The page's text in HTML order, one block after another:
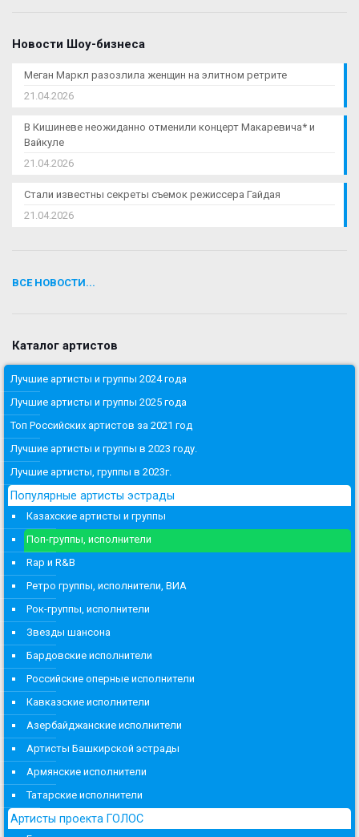
Новости Шоу-бизнеса
Меган Маркл разозлила женщин на элитном ретрите
21.04.2026
В Кишиневе неожиданно отменили концерт Макаревича* и
Вайкуле
21.04.2026
Стали известны секреты съемок режиссера Гайдая
21.04.2026
ВСЕ НОВОСТИ...
Каталог артистов
Лучшие артисты и группы 2024 года
Лучшие артисты и группы 2025 года
Топ Российских артистов за 2021 год
Лучшие артисты и группы в 2023 году.
Лучшие артисты, группы в 2023г.
Популярные артисты эстрады
Казахские артисты и группы
Поп-группы, исполнители
Rap и R&B
Ретро группы, исполнители, ВИА
Рок-группы, исполнители
Звезды шансона
Бардовские исполнители
Российские оперные исполнители
Кавказские исполнители
Азербайджанские исполнители
Артисты Башкирской эстрады
Армянские исполнители
Татарские исполнители
Артисты проекта ГОЛОС